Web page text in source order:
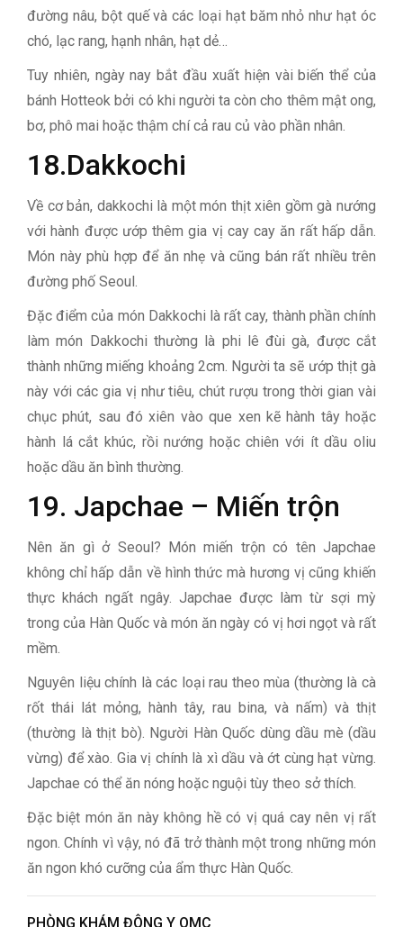
đường nâu, bột quế và các loại hạt băm nhỏ như hạt óc
chó, lạc rang, hạnh nhân, hạt dẻ…
Tuy nhiên, ngày nay bắt đầu xuất hiện vài biến thể của
bánh Hotteok bởi có khi người ta còn cho thêm mật ong,
bơ, phô mai hoặc thậm chí cả rau củ vào phần nhân.
18.Dakkochi
Về cơ bản, dakkochi là một món thịt xiên gồm gà nướng
với hành được ướp thêm gia vị cay cay ăn rất hấp dẫn.
Món này phù hợp để ăn nhẹ và cũng bán rất nhiều trên
đường phố Seoul.
Đặc điểm của món Dakkochi là rất cay, thành phần chính
làm món Dakkochi thường là phi lê đùi gà, được cắt
thành những miếng khoảng 2cm. Người ta sẽ ướp thịt gà
này với các gia vị như tiêu, chút rượu trong thời gian vài
chục phút, sau đó xiên vào que xen kẽ hành tây hoặc
hành lá cắt khúc, rồi nướng hoặc chiên với ít dầu oliu
hoặc dầu ăn bình thường.
19. Japchae – Miến trộn
Nên ăn gì ở Seoul? Món miến trộn có tên Japchae
không chỉ hấp dẫn về hình thức mà hương vị cũng khiến
thực khách ngất ngây. Japchae được làm từ sợi mỳ
trong của Hàn Quốc và món ăn ngày có vị hơi ngọt và rất
mềm.
Nguyên liệu chính là các loại rau theo mùa (thường là cà
rốt thái lát mỏng, hành tây, rau bina, và nấm) và thịt
(thường là thịt bò). Người Hàn Quốc dùng dầu mè (dầu
vừng) để xào. Gia vị chính là xì dầu và ớt cùng hạt vừng.
Japchae có thể ăn nóng hoặc nguội tùy theo sở thích.
Đặc biệt món ăn này không hề có vị quá cay nên vị rất
ngon. Chính vì vậy, nó đã trở thành một trong những món
ăn ngon khó cưỡng của ẩm thực Hàn Quốc.
PHÒNG KHÁM ĐÔNG Y OMC